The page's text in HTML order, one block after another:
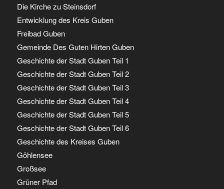
Die Kirche zu Steinsdorf
Entwicklung des Kreis Guben
Freibad Guben
Gemeinde Des Guten Hirten Guben
Geschichte der Stadt Guben Teil 1
Geschichte der Stadt Guben Teil 2
Geschichte der Stadt Guben Teil 3
Geschichte der Stadt Guben Teil 4
Geschichte der Stadt Guben Teil 5
Geschichte der Stadt Guben Teil 6
Geschichte des Kreises Guben
Göhlensee
Großsee
Grüner Pfad